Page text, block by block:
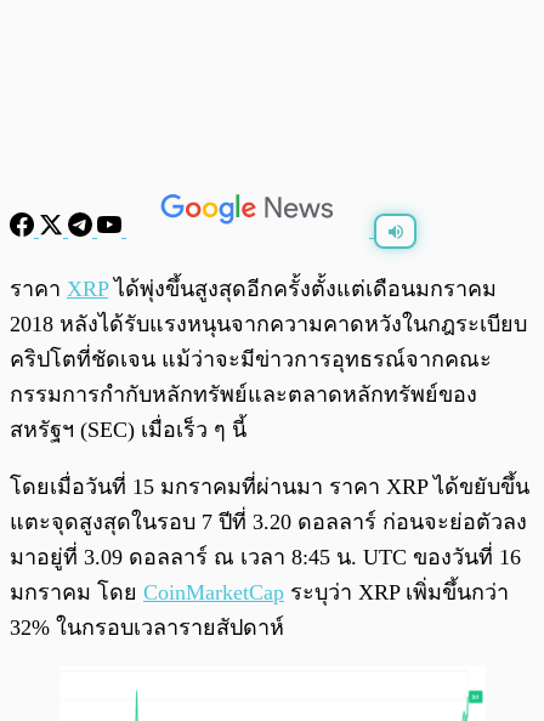
พร้อมเล่น
ราคา XRPได้พุ่งขึ้นสูงสุดอีกครั้งตั้งแต่เดือนมกราคม
2018 หลังได้รับแรงหนุนจากความคาดหวังในกฎระเบียบ
คริปโตที่ชัดเจน แม้ว่าจะมีข่าวการอุทธรณ์จากคณะ
กรรมการกำกับหลักทรัพย์และตลาดหลักทรัพย์ของ
สหรัฐฯ (SEC) เมื่อเร็ว ๆ นี้
โดยเมื่อวันที่ 15 มกราคมที่ผ่านมา ราคา XRP ได้ขยับขึ้น
แตะจุดสูงสุดในรอบ 7 ปีที่ 3.20 ดอลลาร์ ก่อนจะย่อตัวลง
มาอยู่ที่ 3.09 ดอลลาร์ ณ เวลา 8:45 น. UTC ของวันที่ 16
มกราคม โดย CoinMarketCap ระบุว่า XRP เพิ่มขึ้นกว่า
32% ในกรอบเวลารายสัปดาห์